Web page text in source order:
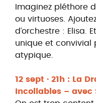
Imaginez pléthore
ou virtuoses.
d’orchestre : Elisa.
unique et convivial
atypique.
12 sept · 21h : La
Incollables – avec